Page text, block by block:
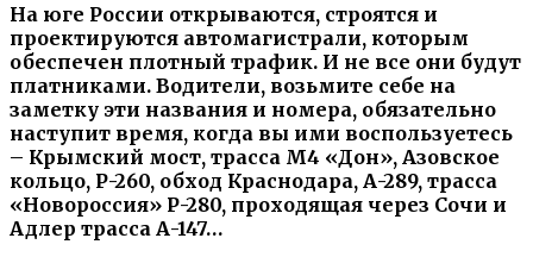
На юге России открываются, строятся и
проектируются автомагистрали, которым
обеспечен плотный трафик. И не все они будут
платниками. Водители, возьмите себе на
заметку эти названия и номера, обязательно
наступит время, когда вы ими воспользуетесь
– Крымский мост, трасса М4 «Дон», Азовское
кольцо, Р-260, обход Краснодара, А-289, трасса
«Новороссия» Р-280, проходящая через Сочи и
Адлер трасса А-147…